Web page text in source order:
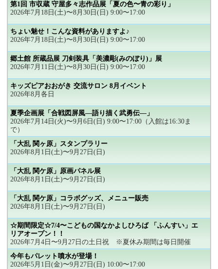
第1回 市収蔵 守屋多々志作品展「夏の色〜青の彩り」
2026年7月18日(土)〜8月30日(日) 9:00〜17:00
ちょい魅せ！こんな資料がありますよ♪
2026年7月18日(土)〜8月30日(日) 9:00〜17:00
郷土館 所蔵品展 刀剣装具「美濃彫(みのぼり)」展
2026年7月11日(土)〜8月30日(日) 9:00〜17:00
キッズピアおおがき 交流サロン 8月イベント
2026年8月各日
夏季企画展「合戦図屏風―語り描く武勇伝―」
2026年7月14日(火)〜9月6日(日) 9:00〜17:00（入館は16:30ま
で）
「大乱 関ヶ原」スタンプラリー
2026年8月1日(土)〜9月27日(日)
「大乱 関ケ原」原画パネル展
2026年8月1日(土)〜9月27日(日)
「大乱 関ケ原」コラボグッズ、メニュー販売
2026年8月1日(土)〜9月27日(日)
☆期間限定☆7/4〜こどもの国なかよしひろば 「ふんすい」エ
リアオープン！！
2026年7月4日〜9月27日の土日祝 ※夏休み期間は毎日開催
今年もパレット噴水が登場！
2026年5月1日(金)〜9月27日(日) 10:00〜17:00